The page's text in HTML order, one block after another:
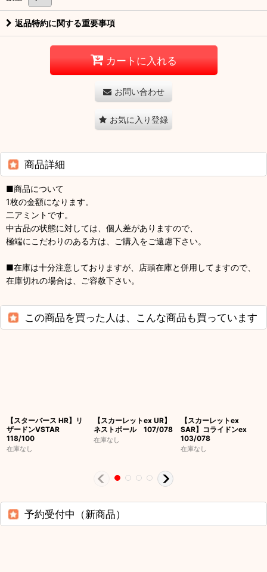
返品特約に関する重要事項
カートに入れる
お問い合わせ
お気に入り登録
商品詳細
■商品について
1枚の金額になります。
二アミントです。
中古品の状態に対しては、個人差がありますので、
極端にこだわりのある方は、ご購入をご遠慮下さい。
■在庫は十分注意しておりますが、店頭在庫と併用してますので、
在庫切れの場合は、ご容赦下さい。
この商品を買った人は、こんな商品も買っています
【スターバース HR】リ
ザードンVSTAR
118/100
在庫なし
【スカーレットex UR】
ネストボール 107/078
在庫なし
【スカーレットex
SAR】コライドンex
103/078
在庫なし
予約受付中（新商品）